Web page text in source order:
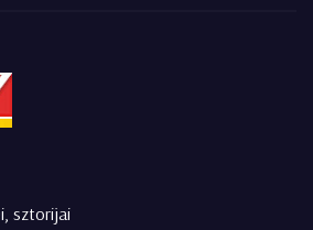
sztorijai